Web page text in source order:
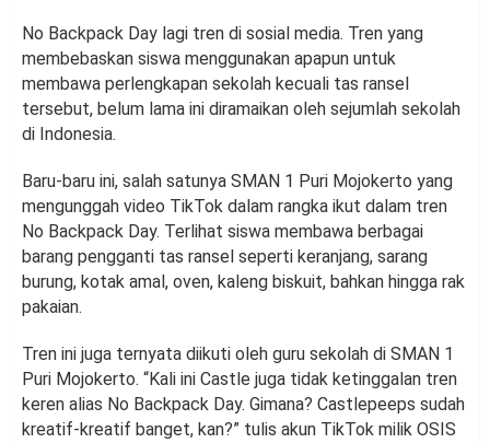
No Backpack Day lagi tren di sosial media. Tren yang
membebaskan siswa menggunakan apapun untuk
membawa perlengkapan sekolah kecuali tas ransel
tersebut, belum lama ini diramaikan oleh sejumlah sekolah
di Indonesia.
Baru-baru ini, salah satunya SMAN 1 Puri Mojokerto yang
mengunggah video TikTok dalam rangka ikut dalam tren
No Backpack Day. Terlihat siswa membawa berbagai
barang pengganti tas ransel seperti keranjang, sarang
burung, kotak amal, oven, kaleng biskuit, bahkan hingga rak
pakaian.
Tren ini juga ternyata diikuti oleh guru sekolah di SMAN 1
Puri Mojokerto. “Kali ini Castle juga tidak ketinggalan tren
keren alias No Backpack Day. Gimana? Castlepeeps sudah
kreatif-kreatif banget, kan?” tulis akun TikTok milik OSIS